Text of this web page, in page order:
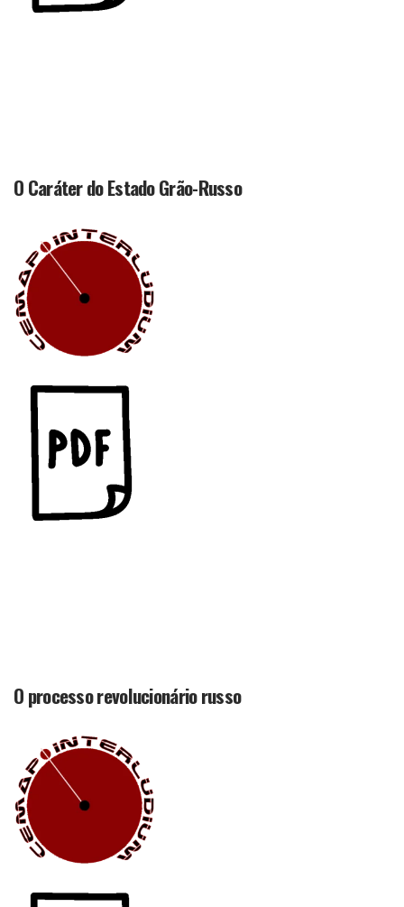
O Caráter do Estado Grão-Russo
O processo revolucionário russo